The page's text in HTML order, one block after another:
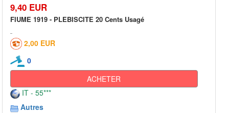
9,40 EUR
FIUME 1919 - PLEBISCITE 20 Cents Usagé
2,00 EUR
0
ACHETER
IT - 55***
Autres